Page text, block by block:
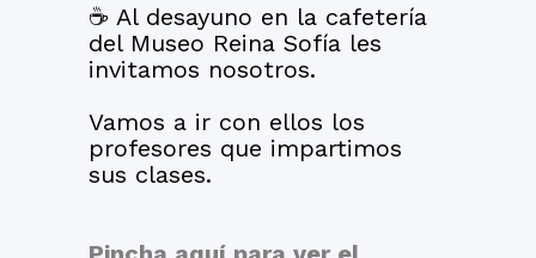
☕ Al desayuno en la cafetería
del Museo Reina Sofía les
invitamos nosotros.
Vamos a ir con ellos los
profesores que impartimos
sus clases.